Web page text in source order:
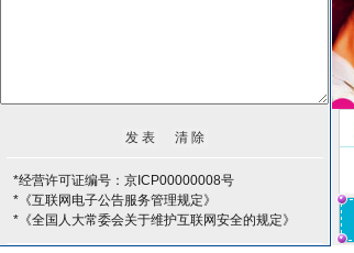
*经营许可证编号：京ICP00000008号
*《互联网电子公告服务管理规定》
*《全国人大常委会关于维护互联网安全的规定》